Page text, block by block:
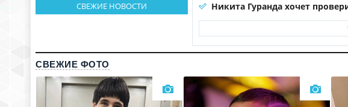
СВЕЖИЕ НОВОСТИ
Никита Гуранда хочет
СВЕЖИЕ ФОТО